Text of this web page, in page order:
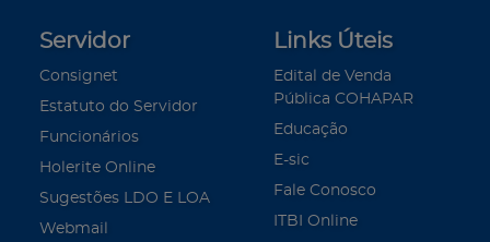
Servidor
Consignet
Estatuto do Servidor
Funcionários
Holerite Online
Sugestões LDO E LOA
Webmail
Links Úteis
Edital de Venda
Pública COHAPAR
Educação
E-sic
Fale Conosco
ITBI Online